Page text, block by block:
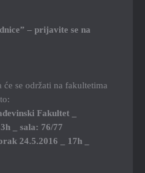
– prijavite se na
će se održati na fakultetima
Fakultet _
_ sala: 76/77
24.5.2016 _ 17h _